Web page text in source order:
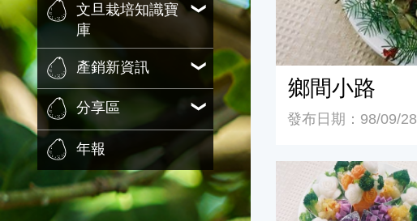
文旦栽培知識寶
庫
產銷新資訊
分享區
年報
鄉間小路
發布日期：98/09/28
文旦愛之船